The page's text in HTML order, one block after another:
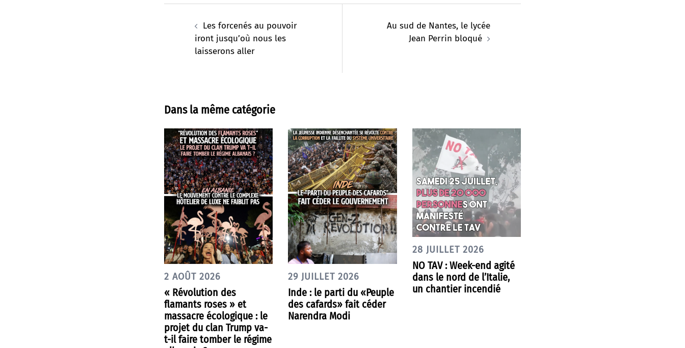
d’articleLes forcenés au pouvoir
iront jusqu’où nous les
laisserons aller
Au sud de Nantes, le lycée
Jean Perrin bloqué
Dans la même catégorie
2 AOÛT 2026
« Révolution des
flamants roses » et
massacre écologique : le
projet du clan Trump va-
t-il faire tomber le régime
29 JUILLET 2026
Inde : le parti du «Peuple
des cafards» fait céder
Narendra Modi
28 JUILLET 2026
NO TAV : Week-end agité
dans le nord de l’Italie,
un chantier incendié